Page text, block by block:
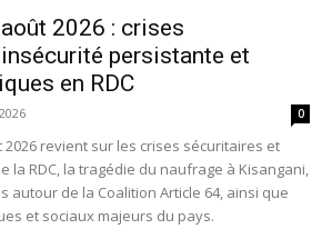
2026 : crises
persistante et
en RDC
0
2026 revient sur les crises sécuritaires et
la RDC, la tragédie du naufrage à Kisangani,
autour de la Coalition Article 64, ainsi que
et sociaux majeurs du pays.